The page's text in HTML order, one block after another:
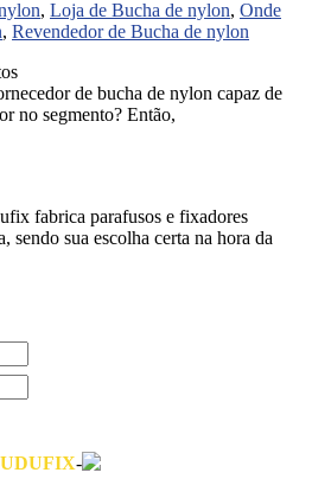
, Loja de Bucha de nylon, Onde
, Revendedor de Bucha de nylon
de bucha de nylon capaz de
no segmento? Então,
fabrica parafusos e fixadores
sendo sua escolha certa na hora da
-